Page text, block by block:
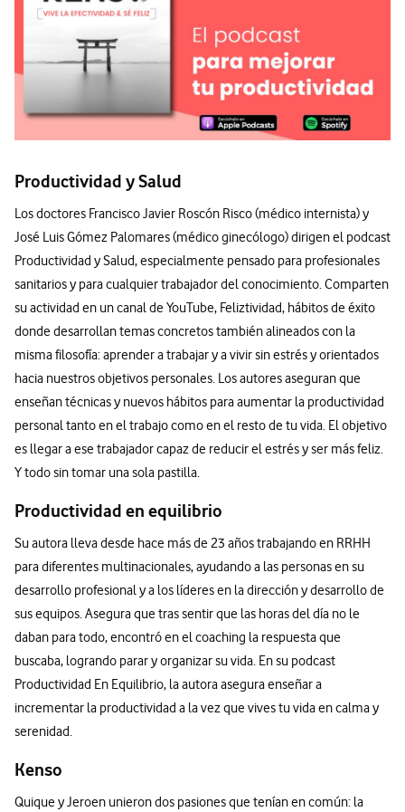
Productividad y Salud
Los doctores Francisco Javier Roscón Risco (médico internista) y
José Luis Gómez Palomares (médico ginecólogo) dirigen el podcast
Productividad y Salud, especialmente pensado para profesionales
sanitarios y para cualquier trabajador del conocimiento. Comparten
su actividad en un canal de YouTube, Feliztividad, hábitos de éxito
donde desarrollan temas concretos también alineados con la
misma filosofía: aprender a trabajar y a vivir sin estrés y orientados
hacia nuestros objetivos personales. Los autores aseguran que
enseñan técnicas y nuevos hábitos para aumentar la productividad
personal tanto en el trabajo como en el resto de tu vida. El objetivo
es llegar a ese trabajador capaz de reducir el estrés y ser más feliz.
Y todo sin tomar una sola pastilla.
Productividad en equilibrio
Su autora lleva desde hace más de 23 años trabajando en RRHH
para diferentes multinacionales, ayudando a las personas en su
desarrollo profesional y a los líderes en la dirección y desarrollo de
sus equipos. Asegura que tras sentir que las horas del día no le
daban para todo, encontró en el coaching la respuesta que
buscaba, logrando parar y organizar su vida. En su podcast
Productividad En Equilibrio, la autora asegura enseñar a
incrementar la productividad a la vez que vives tu vida en calma y
serenidad.
Kenso
Quique y Jeroen unieron dos pasiones que tenían en común: la